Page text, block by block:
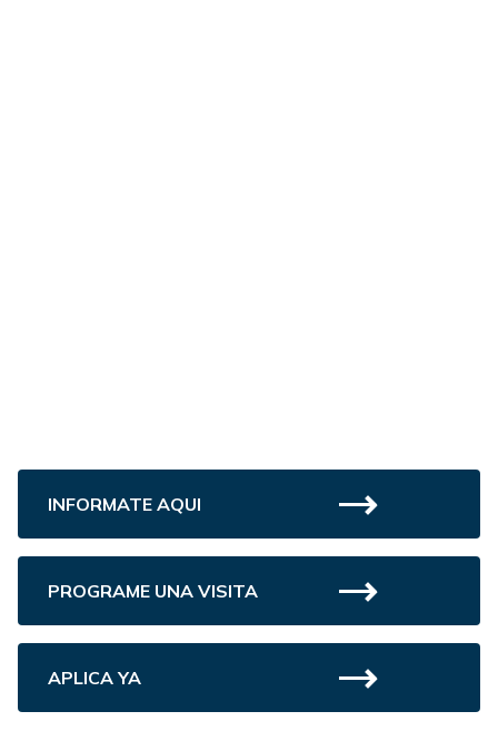
INFORMATE AQUI
PROGRAME UNA VISITA
APLICA YA